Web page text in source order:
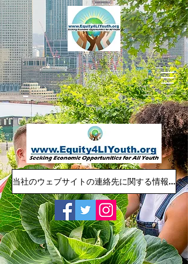
当社のウェブサイトの連絡先に関する情報：Equity4LIYouth@gmail.com